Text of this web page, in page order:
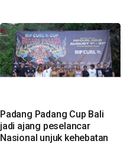
Padang Padang Cup Bali
jadi ajang peselancar
Nasional unjuk kehebatan